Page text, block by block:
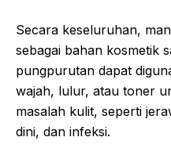
Secara keseluruhan,
sebagai bahan kosmetik
pungpurutan dapat
wajah, lulur, atau toner
masalah kulit, seperti
dini, dan infeksi.